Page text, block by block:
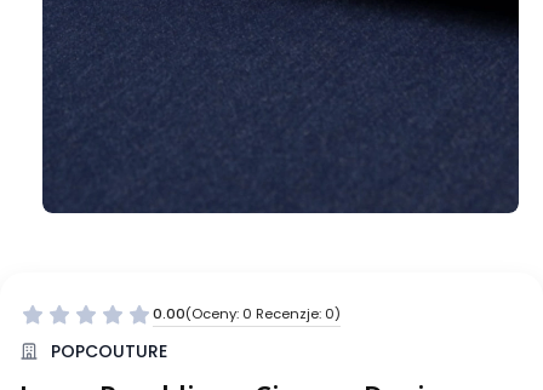
0.00(Oceny: 0 Recenzje: 0)
Przejdź do sekcji Opinie
POPCOUTURE